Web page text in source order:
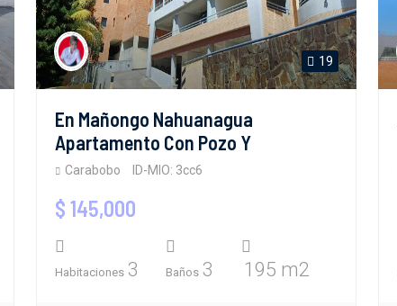
19
En Mañongo Nahuanagua
Apartamento Con Pozo Y
Carabobo ID-MIO: 3cc6
$ 145,000
Habitaciones 3 Baños 3 195 m2